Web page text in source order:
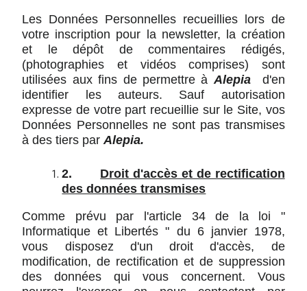
Les Données Personnelles recueillies lors de
votre inscription pour la newsletter, la création
et le dépôt de commentaires rédigés,
(photographies et vidéos comprises) sont
utilisées aux fins de permettre àAlepiad'en
identifier les auteurs. Sauf autorisation
expresse de votre part recueillie sur le Site, vos
Données Personnelles ne sont pas transmises
à des tiers parAlepia.
2. Droit d'accès et de rectification
des données transmises
Comme prévu par l'article 34 de la loi "
Informatique et Libertés " du 6 janvier 1978,
vous disposez d'un droit d'accès, de
modification, de rectification et de suppression
des données qui vous concernent. Vous